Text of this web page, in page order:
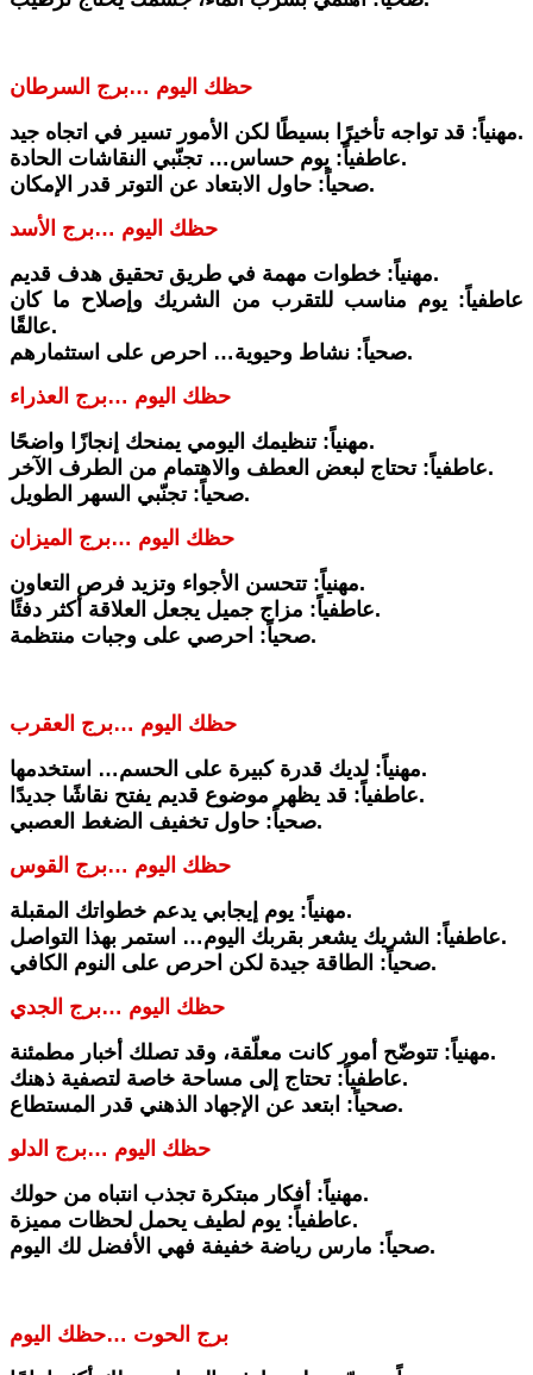
حظك اليوم …برج السرطان
مهنياً: قد تواجه تأخيرًا بسيطًا لكن الأمور تسير في اتجاه جيد.
عاطفياً: يوم حساس… تجنّبي النقاشات الحادة.
صحياً: حاول الابتعاد عن التوتر قدر الإمكان.
حظك اليوم …برج الأسد
مهنياً: خطوات مهمة في طريق تحقيق هدف قديم.
عاطفياً: يوم مناسب للتقرب من الشريك وإصلاح ما كان
عالقًا.
صحياً: نشاط وحيوية… احرص على استثمارهم.
حظك اليوم …برج العذراء
مهنياً: تنظيمك اليومي يمنحك إنجازًا واضحًا.
عاطفياً: تحتاج لبعض العطف والاهتمام من الطرف الآخر.
صحياً: تجنّبي السهر الطويل.
حظك اليوم …برج الميزان
مهنياً: تتحسن الأجواء وتزيد فرص التعاون.
عاطفياً: مزاج جميل يجعل العلاقة أكثر دفئًا.
صحياً: احرصي على وجبات منتظمة.
حظك اليوم …برج العقرب
مهنياً: لديك قدرة كبيرة على الحسم… استخدمها.
عاطفياً: قد يظهر موضوع قديم يفتح نقاشًا جديدًا.
صحياً: حاول تخفيف الضغط العصبي.
حظك اليوم …برج القوس
مهنياً: يوم إيجابي يدعم خطواتك المقبلة.
عاطفياً: الشريك يشعر بقربك اليوم… استمر بهذا التواصل.
صحياً: الطاقة جيدة لكن احرص على النوم الكافي.
حظك اليوم …برج الجدي
مهنياً: تتوضّح أمور كانت معلّقة، وقد تصلك أخبار مطمئنة.
عاطفياً: تحتاج إلى مساحة خاصة لتصفية ذهنك.
صحياً: ابتعد عن الإجهاد الذهني قدر المستطاع.
حظك اليوم …برج الدلو
مهنياً: أفكار مبتكرة تجذب انتباه من حولك.
عاطفياً: يوم لطيف يحمل لحظات مميزة.
صحياً: مارس رياضة خفيفة فهي الأفضل لك اليوم.
برج الحوت …حظك اليوم